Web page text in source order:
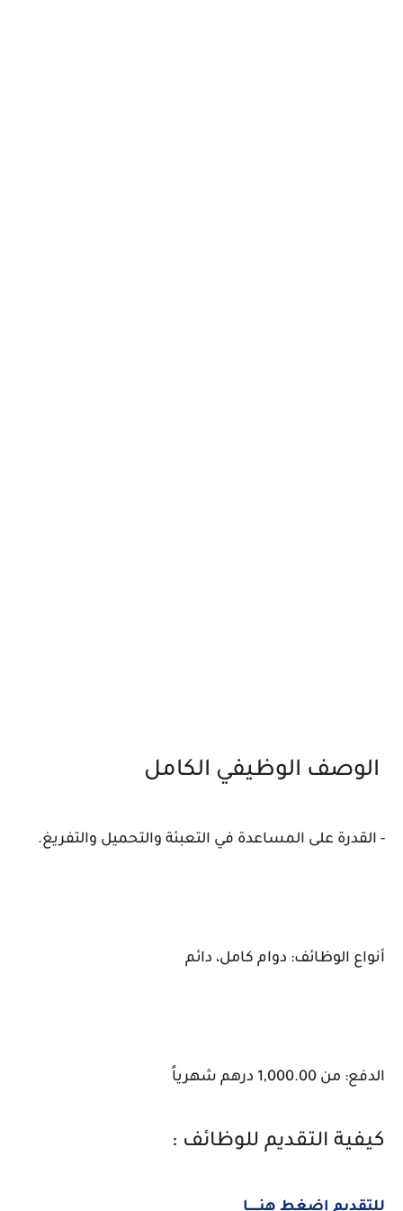
الوصف الوظيفي الكامل
- القدرة على المساعدة في التعبئة والتحميل والتفريغ.
أنواع الوظائف: دوام كامل، دائم
الدفع: من 1,000.00 درهم شهرياً
كيفية التقديم للوظائف :
للتقديم إضغط هنــــــا